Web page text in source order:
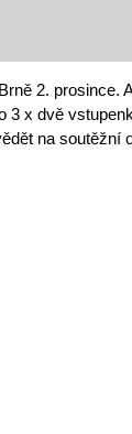
2. prosince.
3 x dvě
na soutěžní